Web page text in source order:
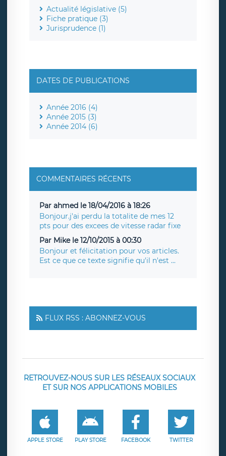
Actualité législative (5)
Fiche pratique (3)
Jurisprudence (1)
DATES DE PUBLICATIONS
Année 2016 (4)
Année 2015 (3)
Année 2014 (6)
COMMENTAIRES RÉCENTS
Par ahmed le 18/04/2016 à 18:26
Bonjour.j'ai perdu la totalite de mes 12
pts pour des excees de vitesse radar fixe
Par Mike le 12/10/2015 à 00:30
Bonjour et félicitation pour vos articles.
Est ce que ce texte signifie qu'il n'est ...
FLUX RSS : ABONNEZ-VOUS
RETROUVEZ-NOUS SUR LES RÉSEAUX SOCIAUX
ET SUR NOS APPLICATIONS MOBILES
APPLE STORE PLAY STORE FACEBOOK TWITTER